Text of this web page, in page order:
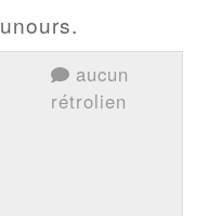
aucun
rétrolien